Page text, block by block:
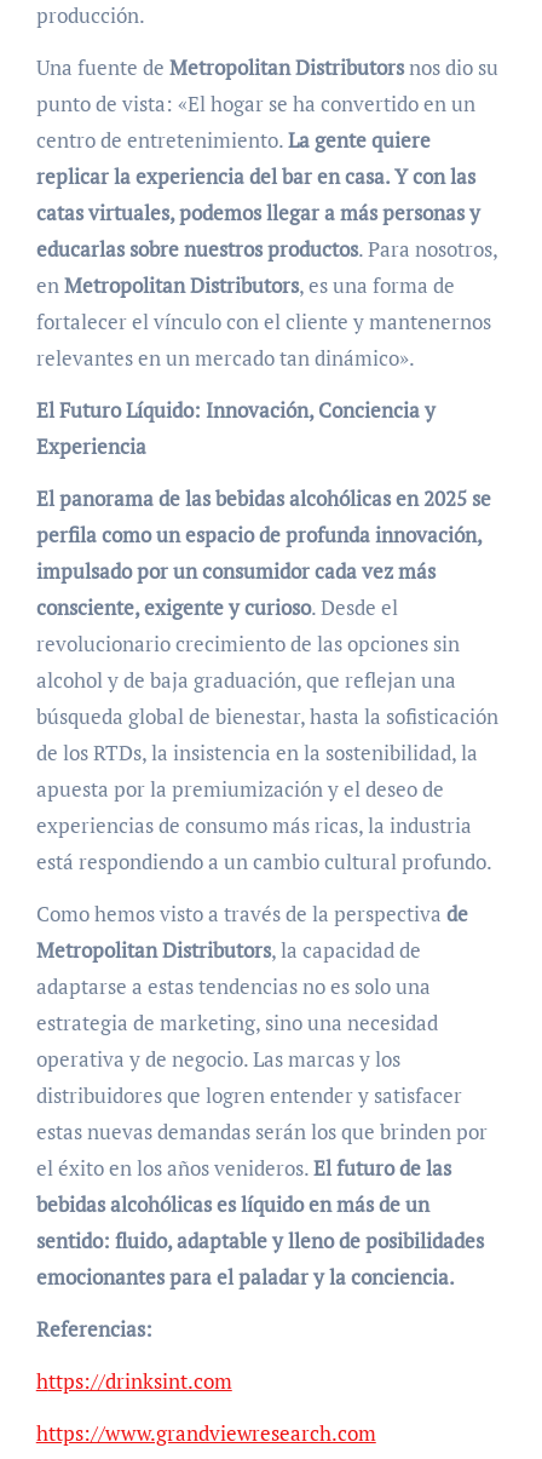
producción.
Una fuente de Metropolitan Distributorsnos dio su
punto de vista: «El hogar se ha convertido en un
centro de entretenimiento.La gente quiere
replicar la experiencia del bar en casa. Y con las
catas virtuales, podemos llegar a más personas y
educarlas sobre nuestros productos. Para nosotros,
enMetropolitan Distributors, es una forma de
fortalecer el vínculo con el cliente y mantenernos
relevantes en un mercado tan dinámico».
El Futuro Líquido: Innovación, Conciencia y
Experiencia
El panorama de las bebidas alcohólicas en 2025 se
perfila como un espacio de profunda innovación,
impulsado por un consumidor cada vez más
consciente, exigente y curioso. Desde el
revolucionario crecimiento de las opciones sin
alcohol y de baja graduación, que reflejan una
búsqueda global de bienestar, hasta la sofisticación
de los RTDs, la insistencia en la sostenibilidad, la
apuesta por la premiumización y el deseo de
experiencias de consumo más ricas, la industria
está respondiendo a un cambio cultural profundo.
Como hemos visto a través de la perspectiva de
Metropolitan Distributors, la capacidad de
adaptarse a estas tendencias no es solo una
estrategia de marketing, sino una necesidad
operativa y de negocio. Las marcas y los
distribuidores que logren entender y satisfacer
estas nuevas demandas serán los que brinden por
el éxito en los años venideros.El futuro de las
bebidas alcohólicas es líquido en más de un
sentido: fluido, adaptable y lleno de posibilidades
emocionantes para el paladar y la conciencia.
Referencias:
https://drinksint.com
https://www.grandviewresearch.com